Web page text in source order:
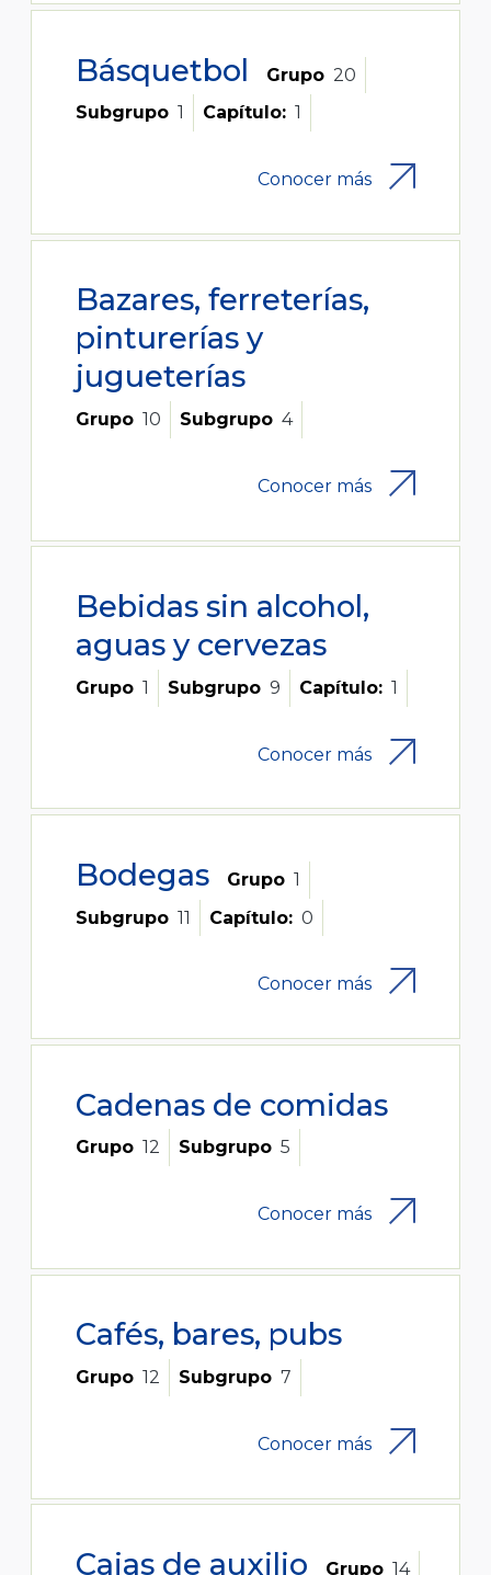
Básquetbol Grupo 20
Subgrupo 1 Capítulo: 1
Conocer más
Bazares, ferreterías,
pinturerías y
jugueterías
Grupo 10 Subgrupo 4
Conocer más
Bebidas sin alcohol,
aguas y cervezas
Grupo 1 Subgrupo 9 Capítulo: 1
Conocer más
Bodegas Grupo 1
Subgrupo 11 Capítulo: 0
Conocer más
Cadenas de comidas
Grupo 12 Subgrupo 5
Conocer más
Cafés, bares, pubs
Grupo 12 Subgrupo 7
Conocer más
Cajas de auxilio Grupo 14